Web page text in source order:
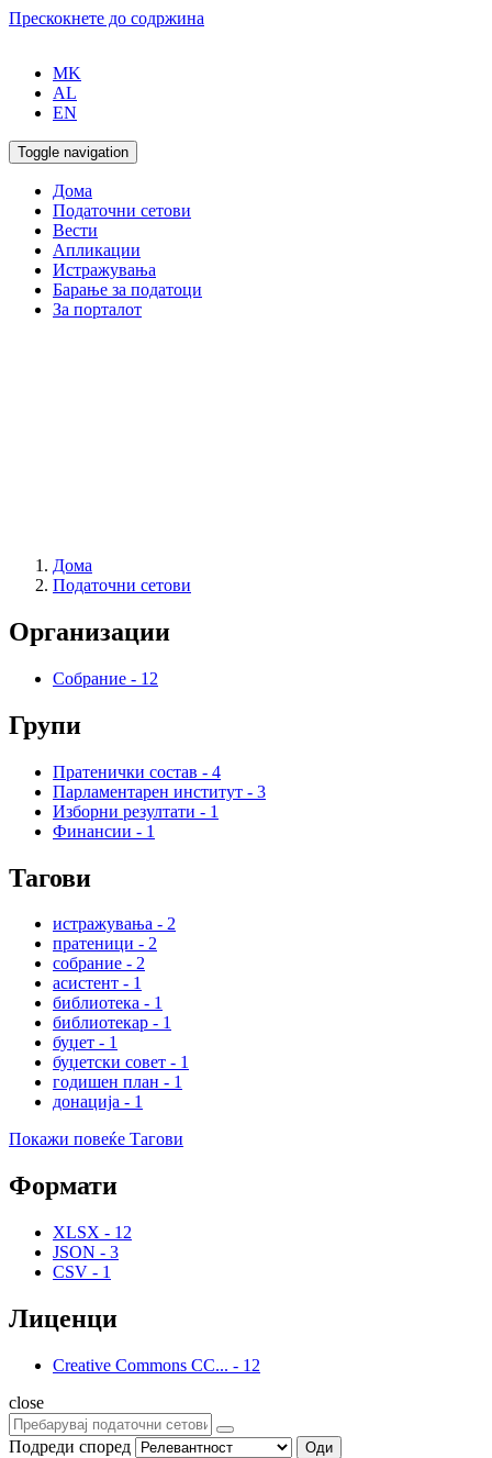
Прескокнете до содржина
MK
AL
EN
Toggle navigation
Дома
Податочни сетови
Вести
Апликации
Истражувања
Барање за податоци
За порталот
Дома
Податочни сетови
Организации
Собрание - 12
Групи
Пратенички состав - 4
Парламентарен институт - 3
Изборни резултати - 1
Финансии - 1
Тагови
истражувања - 2
пратеници - 2
собрание - 2
асистент - 1
библиотека - 1
библиотекар - 1
буџет - 1
буџетски совет - 1
годишен план - 1
донација - 1
Покажи повеќе Тагови
Формати
XLSX - 12
JSON - 3
CSV - 1
Лиценци
Creative Commons CC... - 12
close
Подреди според Оди